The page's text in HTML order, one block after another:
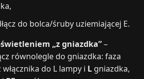
do bolca/śruby uziemiającej E.
„z gniazdka”–
równolegle do gniazdka: faza
do L lampy i L gniazdka,